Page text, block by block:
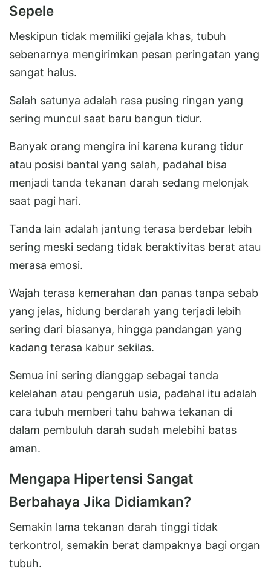
Sepele
Meskipun tidak memiliki gejala khas, tubuh
sebenarnya mengirimkan pesan peringatan yang
sangat halus.
Salah satunya adalah rasa pusing ringan yang
sering muncul saat baru bangun tidur.
Banyak orang mengira ini karena kurang tidur
atau posisi bantal yang salah, padahal bisa
menjadi tanda tekanan darah sedang melonjak
saat pagi hari.
Tanda lain adalah jantung terasa berdebar lebih
sering meski sedang tidak beraktivitas berat atau
merasa emosi.
Wajah terasa kemerahan dan panas tanpa sebab
yang jelas, hidung berdarah yang terjadi lebih
sering dari biasanya, hingga pandangan yang
kadang terasa kabur sekilas.
Semua ini sering dianggap sebagai tanda
kelelahan atau pengaruh usia, padahal itu adalah
cara tubuh memberi tahu bahwa tekanan di
dalam pembuluh darah sudah melebihi batas
aman.
Mengapa Hipertensi Sangat
Berbahaya Jika Didiamkan?
Semakin lama tekanan darah tinggi tidak
terkontrol, semakin berat dampaknya bagi organ
tubuh.